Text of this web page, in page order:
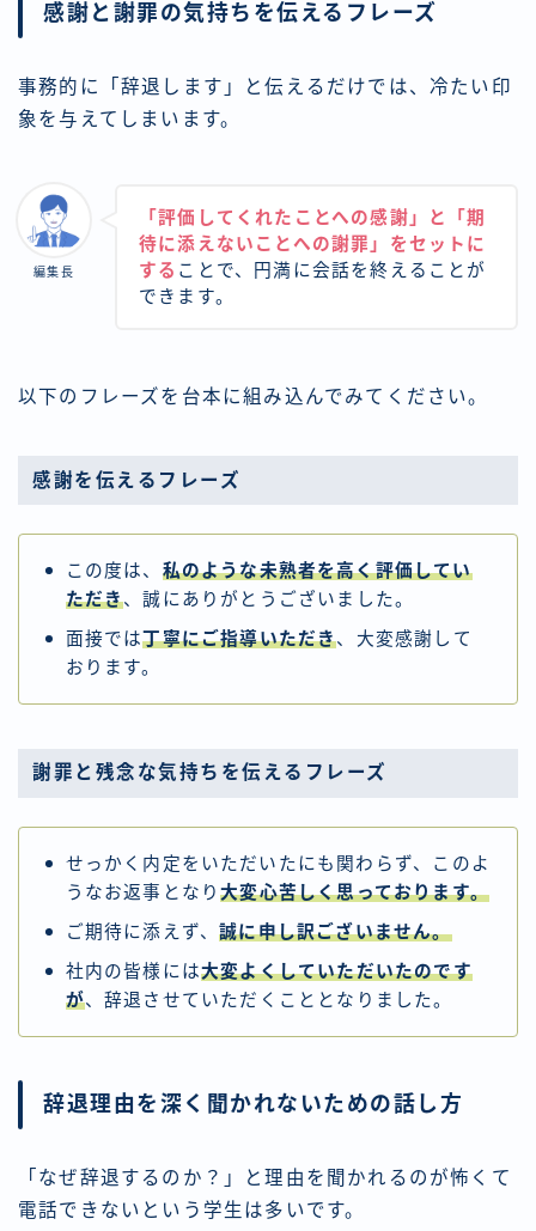
感謝と謝罪の気持ちを伝えるフレーズ
事務的に「辞退します」と伝えるだけでは、冷たい印
象を与えてしまいます。
編集長
「評価してくれたことへの感謝」と「期
待に添えないことへの謝罪」をセットに
する ことで、円満に会話を終えることが
できます。
以下のフレーズを台本に組み込んでみてください。
感謝を伝えるフレーズ
この度は、 私のような未熟者を高く評価してい
ただき、誠にありがとうございました。
面接では丁寧にご指導いただき、大変感謝して
おります。
謝罪と残念な気持ちを伝えるフレーズ
せっかく内定をいただいたにも関わらず、このよ
うなお返事となり大変心苦しく思っております。
ご期待に添えず、誠に申し訳ございません。
社内の皆様には大変よくしていただいたのです
が、辞退させていただくこととなりました。
辞退理由を深く聞かれないための話し方
「なぜ辞退するのか？」と理由を聞かれるのが怖くて
電話できないという学生は多いです。